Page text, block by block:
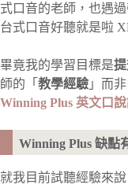
式口音的老師，也遇
台式口音好聽就是啦
畢竟我的學習目標是
師的「 教學經驗 」而
Winning Plus 英文口
Winning Plus 缺點
就我目前試聽經驗來